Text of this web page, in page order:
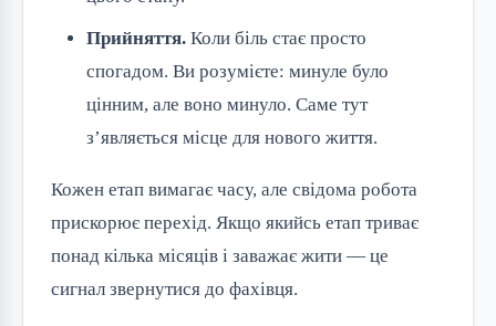
Прийняття. Коли біль стає просто
спогадом. Ви розумієте: минуле було
цінним, але воно минуло. Саме тут
з’являється місце для нового життя.
Кожен етап вимагає часу, але свідома робота
прискорює перехід. Якщо якийсь етап триває
понад кілька місяців і заважає жити — це
сигнал звернутися до фахівця.